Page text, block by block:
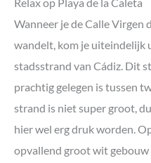
Wanneer je de Calle Virgen
wandelt, kom je uiteindelijk
stadsstrand van Cádiz. Dit
prachtig gelegen is tussen
strand is niet super groot,
hier wel erg druk worden.
opvallend groot wit